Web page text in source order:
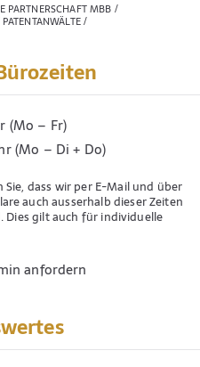
PARTNERSCHAFT MBB /
/
(Mo – Fr)
(Mo – Di + Do)
Sie, dass wir per E-Mail und über
auch ausserhalb dieser Zeiten
Dies gilt auch für individuelle
anfordern